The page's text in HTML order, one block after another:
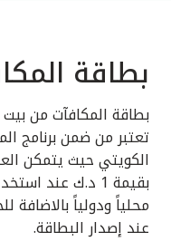
بطاقة
بطاقة المكافآت من
تعتبر من ضمن برنامج
بقيمة 1 د.ك عند
عند إصدار البطاقة.